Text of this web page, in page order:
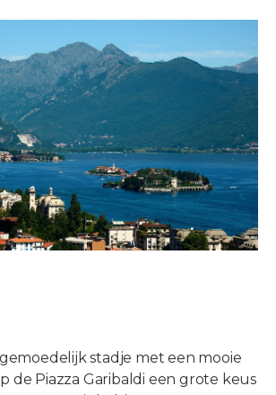
stadje met een mooie
de Piazza Garibaldi een grote keus